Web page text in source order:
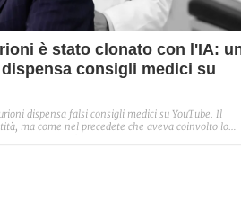
è stato clonato con l'IA:
consigli medici su
dispensa falsi consigli medici su YouTube. Il
ma come nel precedete che aveva coinvolto lo